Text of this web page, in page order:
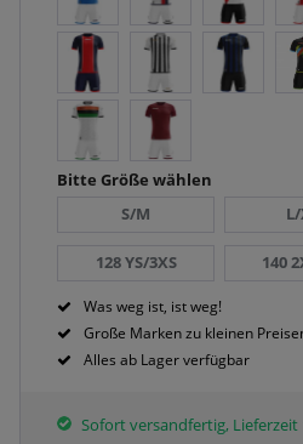
Bitte Größe wählen
S/M
128 YS/3XS 140
Was weg ist, ist weg!
Große Marken zu kleinen
Alles ab Lager verfügbar
Sofort versandfertig, Lieferzeit